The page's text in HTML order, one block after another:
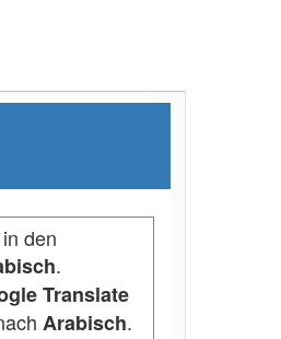
den
.
Translate
Arabisch.